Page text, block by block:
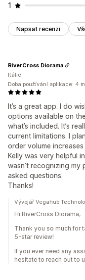
1
Napsat recenzi
It’s a great app. I do
options available on
what’s included. It’s
current limitations. I
order volume
Kelly was very helpful
wasn’t recognizing
asked questions.
Thanks!
RiverCross Diorama
Itálie
Doba používání aplikace: 4
Vývojář Vegahub
Hi RiverCross Diorama,
Thank you so much for
5-star review!
If you ever need any
hesitate to reach out to